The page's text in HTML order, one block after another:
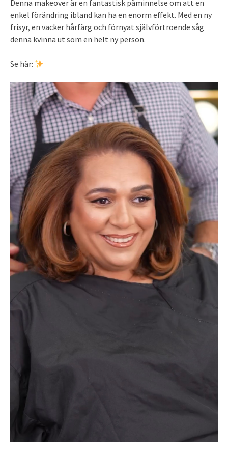
Denna makeover är en fantastisk påminnelse om att en
enkel förändring ibland kan ha en enorm effekt. Med en ny
frisyr, en vacker hårfärg och förnyat självförtroende såg
denna kvinna ut som en helt ny person.
Se här: